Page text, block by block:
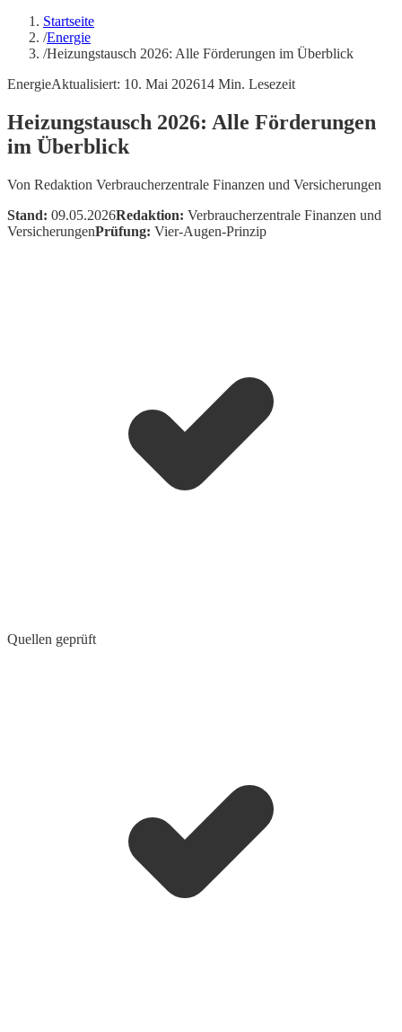
Startseite
/Energie
/Heizungstausch 2026: Alle Förderungen im Überblick
EnergieAktualisiert: 10. Mai 202614 Min. Lesezeit
Heizungstausch 2026: Alle Förderungen
im Überblick
Von Redaktion Verbraucherzentrale Finanzen und Versicherungen
Stand: 09.05.2026Redaktion: Verbraucherzentrale Finanzen und
VersicherungenPrüfung: Vier-Augen-Prinzip
Quellen geprüft